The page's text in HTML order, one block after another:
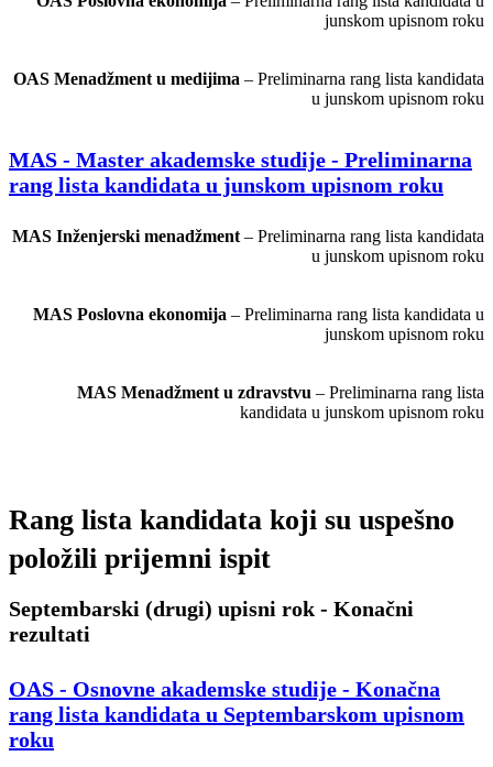
junskom upisnom roku
OAS Menadžment u medijima – Preliminarna rang lista kandidata
u junskom upisnom roku
MAS - Master akademske studije - Preliminarna
rang lista kandidata u junskom upisnom roku
MAS Inženjerski menadžment – Preliminarna rang lista kandidata
u junskom upisnom roku
MAS Poslovna ekonomija – Preliminarna rang lista kandidata u
junskom upisnom roku
MAS Menadžment u zdravstvu – Preliminarna rang lista
kandidata u junskom upisnom roku
Rang lista kandidata koji su uspešno
položili prijemni ispit
Septembarski (drugi) upisni rok - Konačni
rezultati
OAS - Osnovne akademske studije - Konačna
rang lista kandidata u Septembarskom upisnom
roku